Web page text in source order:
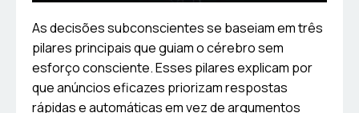
As decisões subconscientes se baseiam em três
pilares principais que guiam o cérebro sem
esforço consciente. Esses pilares explicam por
que anúncios eficazes priorizam respostas
rápidas e automáticas em vez de argumentos